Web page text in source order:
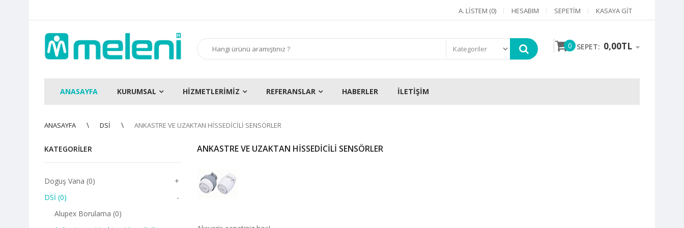
A. LISTEM (0) HESABIM SEPETIM KASAYA GIT
0 SEPET: 0,00TL
ANASAYFA KURUMSAL HİZMETLERİMİZ REFERANSLAR HABERLER İLETİŞİM
ANASAYFA DSİ ANKASTRE VE UZAKTAN HISSEDICILI SENSÖRLER
KATEGORILER
Doguş Vana (0)
+
DSİ (0)
-
Alupex Borulama (0)
ANKASTRE VE UZAKTAN HISSEDICILI SENSÖRLER